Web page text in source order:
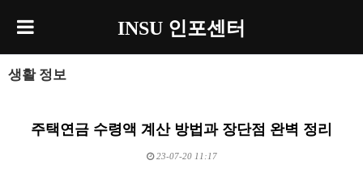
INSU 인포센터
생활 정보
주택연금 수령액 계산 방법과 장단점 완벽 정리
23-07-20 11:17